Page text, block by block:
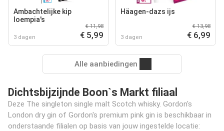
Ambachtelijke kip
loempia's
3 dagen
€ 11,98
€ 5,99
Häagen-dazs ijs
3 dagen
€ 13,98
€ 6,99
Alle aanbiedingen
Dichtsbijzijnde Boon`s Markt filiaal
Deze The singleton single malt Scotch whisky. Gordon's
London dry gin of Gordon's premium pink gin is beschikbaar in
onderstaande filialen op basis van jouw ingestelde locatie: